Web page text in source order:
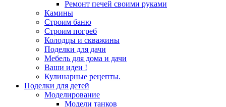
Ремонт печей своими руками
Камины
Строим баню
Строим погреб
Колодцы и скважины
Поделки для дачи
Мебель для дома и дачи
Ваши идеи !
Кулинарные рецепты.
Поделки для детей
Моделирование
Модели танков